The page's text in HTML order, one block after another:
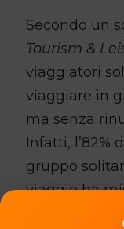
Secondo un
Tourism &
viaggiatori
viaggiare in
ma senza
Infatti, l’82%
gruppo
viaggio ha
esperienza,